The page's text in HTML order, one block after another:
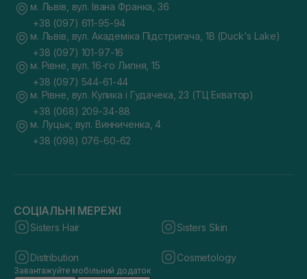
м. Львів, вул. Івана Франка, 36
+38 (097) 611-95-94
м. Львів, вул. Академіка Підстригача, 1В (Duck's Lake)
+38 (097) 101-97-16
м. Рівне, вул. 16-го Липня, 15
+38 (097) 544-61-44
м. Рівне, вул. Кулика і Гудачека, 23 (ТЦ Екватор)
+38 (068) 209-34-88
м. Луцьк, вул. Винниченка, 4
+38 (098) 076-60-62
СОЦІАЛЬНІ МЕРЕЖІ
Sisters Hair Sisters Skin
Distribution Cosmetology
Завантажуйте мобільний додаток